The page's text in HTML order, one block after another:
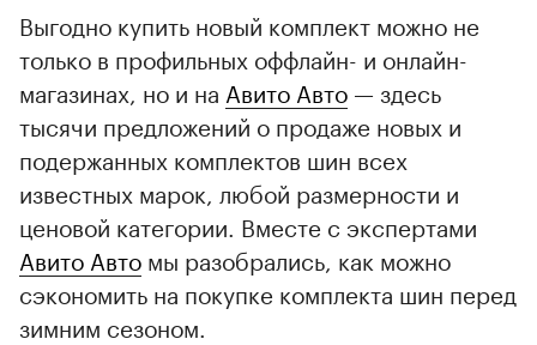
Выгодно купить новый комплект можно не
только в профильных оффлайн- и онлайн-
магазинах, но и на Авито Авто — здесь
тысячи предложений о продаже новых и
подержанных комплектов шин всех
известных марок, любой размерности и
ценовой категории. Вместе с экспертами
Авито Авто мы разобрались, как можно
сэкономить на покупке комплекта шин перед
зимним сезоном.